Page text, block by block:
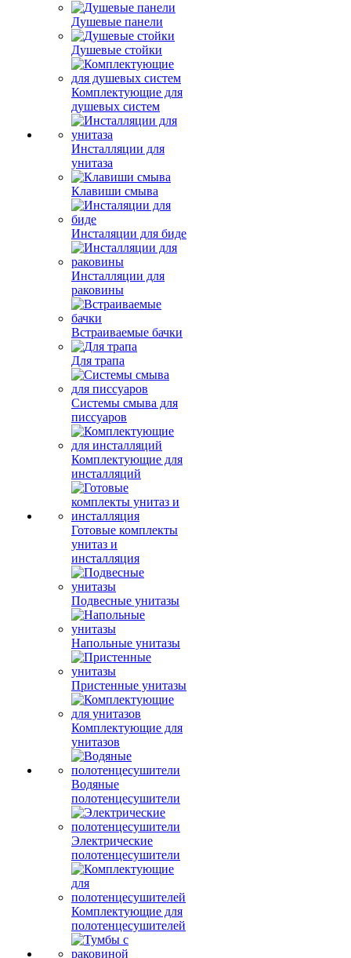
Душевые панели
Душевые стойки
Комплектующие для
душевых систем
Инсталляции для
унитаза
Клавиши смыва
Инсталяции для биде
Инсталляции для
раковины
Встраиваемые бачки
Для трапа
Системы смыва для
писсуаров
Комплектующие для
инсталляций
Готовые комплекты
унитаз и
инсталляция
Подвесные унитазы
Напольные унитазы
Пристенные унитазы
Комплектующие для
унитазов
Водяные
полотенцесушители
Электрические
полотенцесушители
Комплектующие для
полотенцесушителей